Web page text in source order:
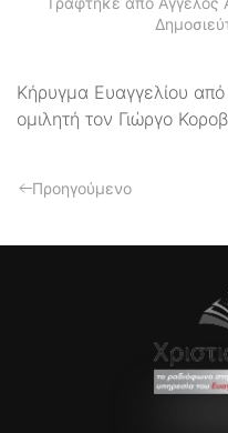
Κήρυγμα Ευαγγελίου
ομιλητή τον Γιώργο
Προηγούμενο